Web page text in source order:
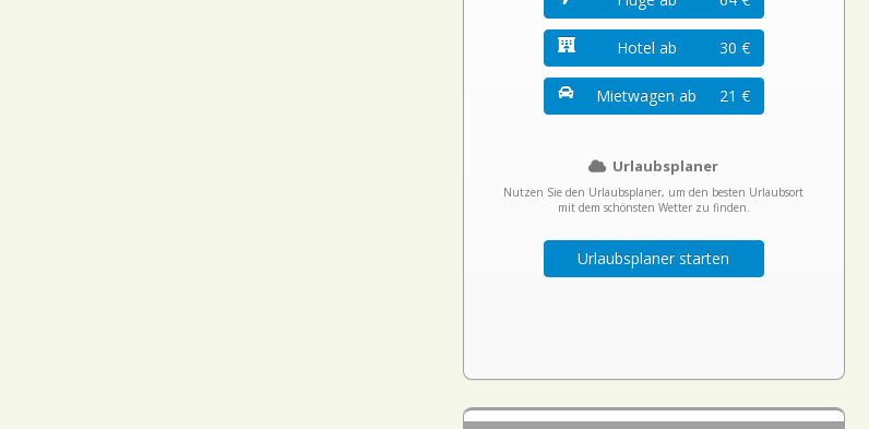
Hotel ab 30 €
Mietwagen ab 21 €
Urlaubsplaner
Nutzen Sie den Urlaubsplaner, um den besten Urlaubsort
mit dem schönsten Wetter zu finden.
Urlaubsplaner starten